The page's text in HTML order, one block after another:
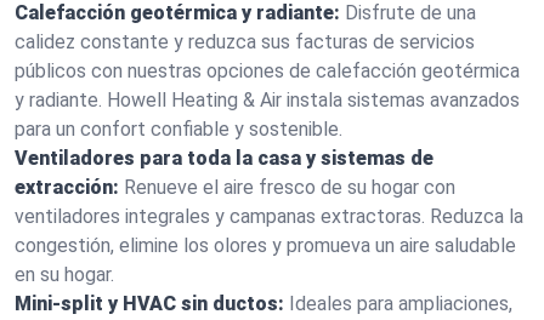
Calefacción geotérmica y radiante: Disfrute de una
calidez constante y reduzca sus facturas de servicios
públicos con nuestras opciones de calefacción geotérmica
y radiante. Howell Heating & Air instala sistemas avanzados
para un confort confiable y sostenible.
Ventiladores para toda la casa y sistemas de
extracción: Renueve el aire fresco de su hogar con
ventiladores integrales y campanas extractoras. Reduzca la
congestión, elimine los olores y promueva un aire saludable
en su hogar.
Mini-split y HVAC sin ductos: Ideales para ampliaciones,